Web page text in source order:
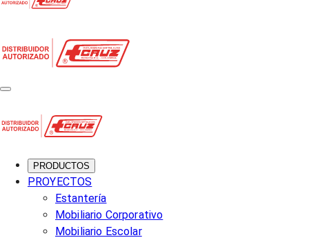
PRODUCTOS
PROYECTOS
Estantería
Mobiliario Corporativo
Mobiliario Escolar